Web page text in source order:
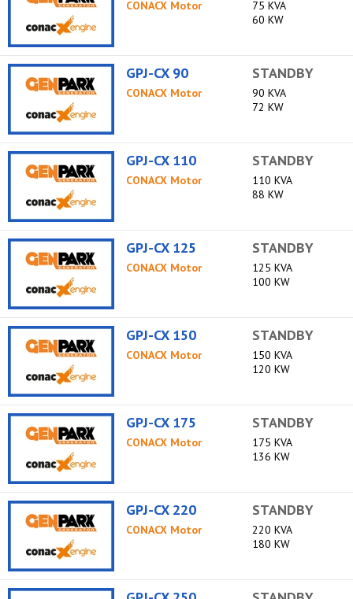
CONACX Motor
75 KVA
60 KW
GPJ-CX 90
CONACX Motor
STANDBY
90 KVA
72 KW
GPJ-CX 110
CONACX Motor
STANDBY
110 KVA
88 KW
GPJ-CX 125
CONACX Motor
STANDBY
125 KVA
100 KW
GPJ-CX 150
CONACX Motor
STANDBY
150 KVA
120 KW
GPJ-CX 175
CONACX Motor
STANDBY
175 KVA
136 KW
GPJ-CX 220
CONACX Motor
STANDBY
220 KVA
180 KW